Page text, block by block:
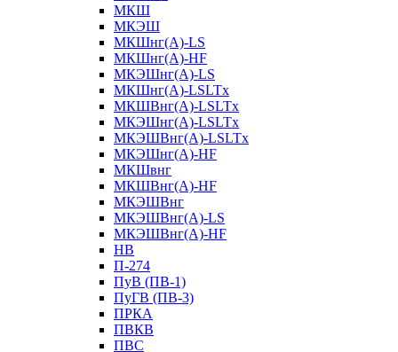
МКШ
МКЭШ
МКШнг(А)-LS
МКШнг(А)-HF
МКЭШнг(А)-LS
МКШнг(А)-LSLTx
МКШВнг(A)-LSLTx
МКЭШнг(А)-LSLTx
МКЭШВнг(A)-LSLTx
МКЭШнг(А)-HF
МКШвнг
МКШВнг(А)-HF
МКЭШВнг
МКЭШВнг(А)-LS
МКЭШВнг(А)-HF
НВ
П-274
ПуВ (ПВ-1)
ПуГВ (ПВ-3)
ПРКА
ПВКВ
ПВС